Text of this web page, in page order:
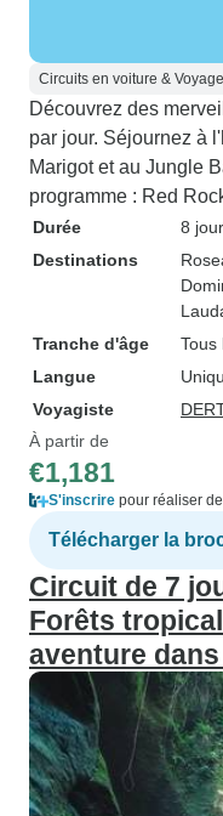
Circuits en voiture &
Découvrez des
par jour. Séjournez à
Marigot et au Jungle
programme : Red
Durée
8
Destinations
Tranche d'âge
Tous
Langue
Voyagiste
À partir de
€1,181
S'inscrire pour réaliser
Télécharger la
Circuit de 7
Forêts
aventure